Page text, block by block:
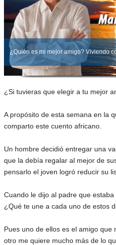
¿Quién es mi mejor amigo? Viviendo
¿Si tuvieras que elegir a tu mejor
A propósito de esta semana en la
comparto este cuento africano.
Un hombre decidió entregar una
que la debía regalar al mejor de
pensarlo el joven logró reducir su
Cuando le dijo al padre que
¿Qué te une a cada uno de estos
Pues uno de ellos es el amigo
otro me quiere mucho más de lo